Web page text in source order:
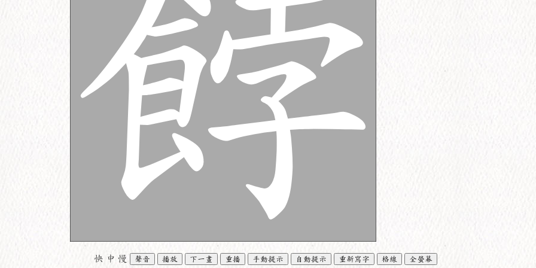
快 中 慢 聲音 播放 下一畫 重播 手動提示 自動提示 重新寫字 格線 全螢幕